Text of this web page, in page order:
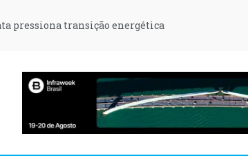
pressiona transição energética